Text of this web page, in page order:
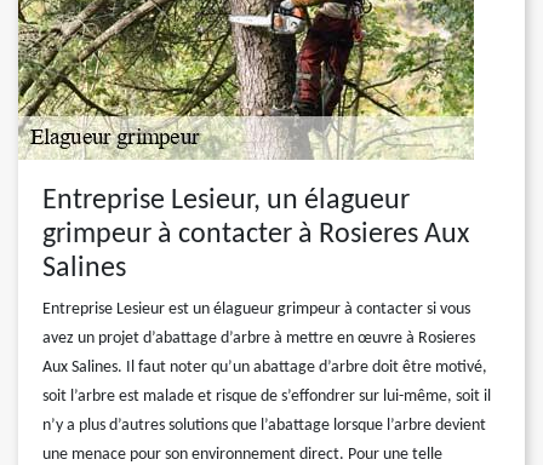
Entreprise Lesieur, un élagueur
grimpeur à contacter à Rosieres Aux
Salines
Entreprise Lesieur est un élagueur grimpeur à contacter si vous
avez un projet d’abattage d’arbre à mettre en œuvre à Rosieres
Aux Salines. Il faut noter qu’un abattage d’arbre doit être motivé,
soit l’arbre est malade et risque de s’effondrer sur lui-même, soit il
n’y a plus d’autres solutions que l’abattage lorsque l’arbre devient
une menace pour son environnement direct. Pour une telle